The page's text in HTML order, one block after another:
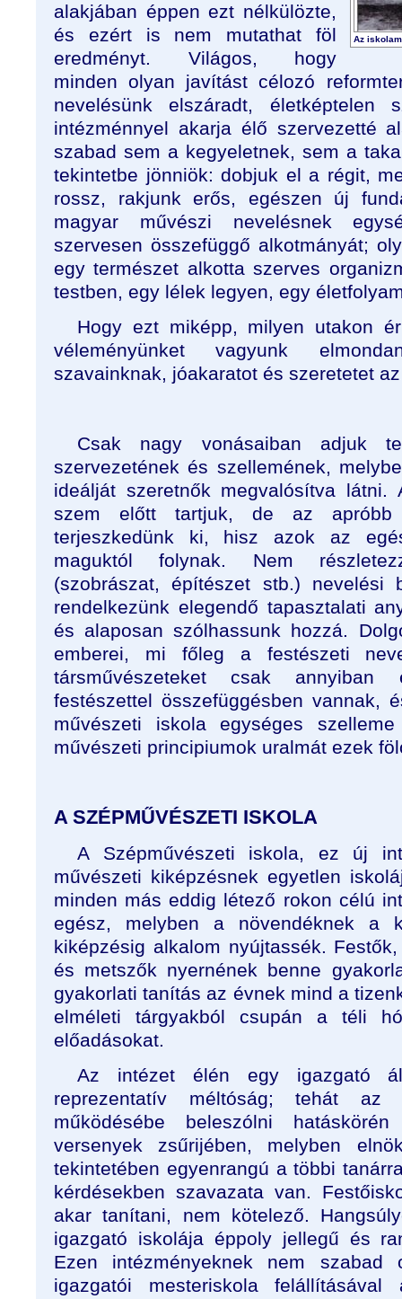
Az
alakjában éppen ezt nélkülözte,
és ezért is nem mutathat föl
eredményt. Világos, hogy
minden olyan javítást célozó
nevelésünk elszáradt, életképtelen
intézménnyel akarja élő szervezetté
szabad sem a kegyeletnek, sem a
tekintetbe jönniök: dobjuk el a régit,
rossz, rakjunk erős, egészen új
magyar művészi nevelésnek
szervesen összefüggő alkotmányát;
egy természet alkotta szerves
testben, egy lélek legyen, egy
Hogy ezt miképp, milyen utakon
véleményünket vagyunk
szavainknak, jóakaratot és szeretetet
Csak nagy vonásaiban adjuk
szervezetének és szellemének,
ideálját szeretnők megvalósítva látni.
szem előtt tartjuk, de az apróbb
terjeszkedünk ki, hisz azok az
maguktól folynak. Nem
(szobrászat, építészet stb.) nevelési
rendelkezünk elegendő tapasztalati
és alaposan szólhassunk hozzá.
emberei, mi főleg a festészeti
társművészeteket csak annyiban
festészettel összefüggésben vannak,
művészeti iskola egységes
művészeti principiumok uralmát ezek
A SZÉPMŰVÉSZETI ISKOLA
A Szépművészeti iskola, ez új
művészeti kiképzésnek egyetlen
minden más eddig létező rokon célú
egész, melyben a növendéknek a
kiképzésig alkalom nyújtassék.
és metszők nyernének benne
gyakorlati tanítás az évnek mind a
elméleti tárgyakból csupán a téli
előadásokat.
Az intézet élén egy igazgató
reprezentatív méltóság; tehát az
működésébe beleszólni
versenyek zsűrijében, melyben
tekintetében egyenrangú a többi
kérdésekben szavazata van.
akar tanítani, nem kötelező.
igazgató iskolája éppoly jellegű és
Ezen intézményeknek nem szabad
igazgatói mesteriskola